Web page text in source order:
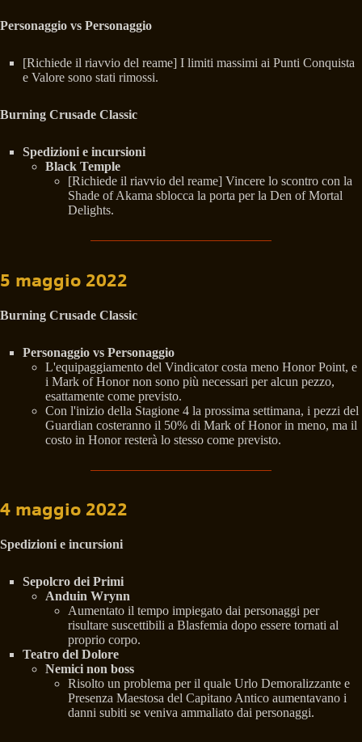
Personaggio vs Personaggio
[Richiede il riavvio del reame] I limiti massimi ai Punti Conquista
e Valore sono stati rimossi.
Burning Crusade Classic
Spedizioni e incursioni
Black Temple
[Richiede il riavvio del reame] Vincere lo scontro con la
Shade of Akama sblocca la porta per la Den of Mortal
Delights.
5 maggio 2022
Burning Crusade Classic
Personaggio vs Personaggio
L'equipaggiamento del Vindicator costa meno Honor Point, e
i Mark of Honor non sono più necessari per alcun pezzo,
esattamente come previsto.
Con l'inizio della Stagione 4 la prossima settimana, i pezzi del
Guardian costeranno il 50% di Mark of Honor in meno, ma il
costo in Honor resterà lo stesso come previsto.
4 maggio 2022
Spedizioni e incursioni
Sepolcro dei Primi
Anduin Wrynn
Aumentato il tempo impiegato dai personaggi per
risultare suscettibili a Blasfemia dopo essere tornati al
proprio corpo.
Teatro del Dolore
Nemici non boss
Risolto un problema per il quale Urlo Demoralizzante e
Presenza Maestosa del Capitano Antico aumentavano i
danni subiti se veniva ammaliato dai personaggi.